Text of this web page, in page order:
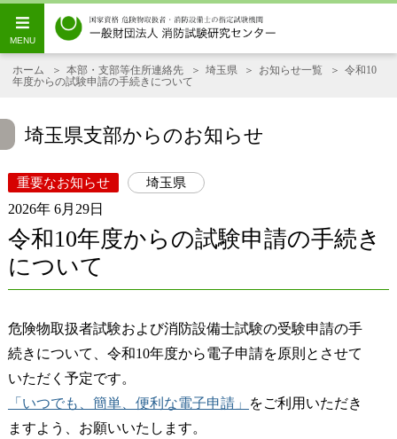
ホーム 本部・支部等住所連絡先 埼玉県 お知らせ一覧
令和10
年度からの試験申請の手続きについて
埼玉県支部からのお知らせ
重要なお知らせ 埼玉県
2026年 6月29日
令和10年度からの試験申請の手続き
について
危険物取扱者試験および消防設備士試験の受験申請の手
続きについて、令和10年度から電子申請を原則とさせて
いただく予定です。
「いつでも、簡単、便利な電子申請」
をご利用いただき
ますよう、お願いいたします。